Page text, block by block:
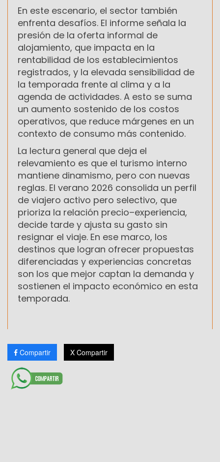
En este escenario, el sector también
enfrenta desafíos. El informe señala la
presión de la oferta informal de
alojamiento, que impacta en la
rentabilidad de los establecimientos
registrados, y la elevada sensibilidad de
la temporada frente al clima y a la
agenda de actividades. A esto se suma
un aumento sostenido de los costos
operativos, que reduce márgenes en un
contexto de consumo más contenido.
La lectura general que deja el
relevamiento es que el turismo interno
mantiene dinamismo, pero con nuevas
reglas. El verano 2026 consolida un perfil
de viajero activo pero selectivo, que
prioriza la relación precio–experiencia,
decide tarde y ajusta su gasto sin
resignar el viaje. En ese marco, los
destinos que logran ofrecer propuestas
diferenciadas y experiencias concretas
son los que mejor captan la demanda y
sostienen el impacto económico en esta
temporada.
Compartir X Compartir